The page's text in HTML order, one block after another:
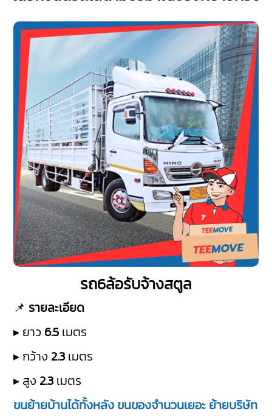
รถ6ล้อรับจ้างสตูล
📌 รายละเอียด
▸ ยาว 6.5 เมตร
▸ กว้าง 2.3 เมตร
▸ สูง 2.3 เมตร
ขนย้ายบ้านได้ทั้งหลัง ขนของจำนวนเยอะ ย้ายบริษัท